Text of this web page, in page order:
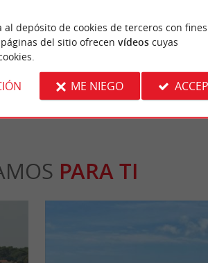
fácil
Lacanau, que originalmente era un pequeño
primeras villas aparecieron en 1906, se ha
PARA TI
depósito de cookies de terceros con
páginas del sitio ofrecen vídeoscuyas
ME NIEGO